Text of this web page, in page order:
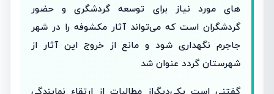
های مورد نیاز برای توسعه گردشگری و حضور
گردشگران است که می‌تواند آثار مکشوفه را در شهر
جاجرم نگهداری شود و مانع از خروج این آثار از
شهرستان گردد عنوان شد